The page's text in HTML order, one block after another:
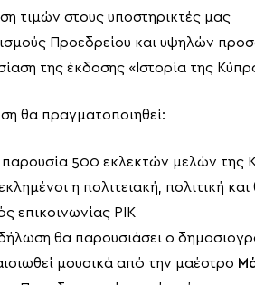
τιμών στους υποστηρικτές μας
Προεδρείου και υψηλών
της έκδοσης «Ιστορία της
θα πραγματοποιηθεί:
500 εκλεκτών μελών της
η πολιτειακή, πολιτική
επικοινωνίας ΡΙΚ
θα παρουσιάσει ο
μουσικά από την μαέστρο